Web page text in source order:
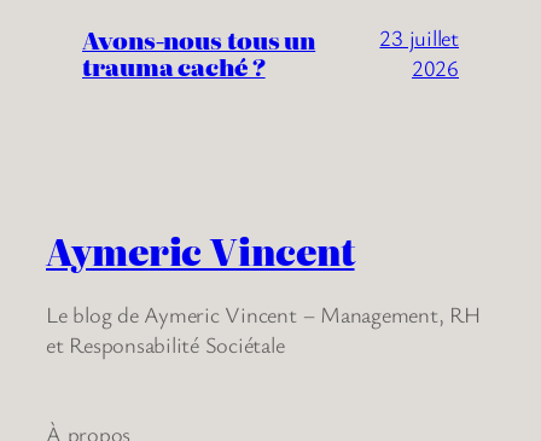
Avons-nous tous un
trauma caché ?
23 juillet
2026
Aymeric Vincent
Le blog de Aymeric Vincent – Management, RH
et Responsabilité Sociétale
À propos